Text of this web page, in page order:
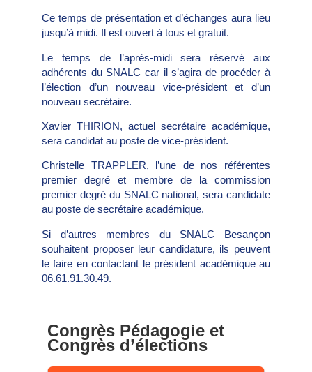
Ce temps de présentation et d’échanges aura lieu
jusqu’à midi. Il est ouvert à tous et gratuit.
Le temps de l’après-midi sera réservé aux
adhérents du SNALC car il s’agira de procéder à
l’élection d’un nouveau vice-président et d’un
nouveau secrétaire.
Xavier THIRION, actuel secrétaire académique,
sera candidat au poste de vice-président.
Christelle TRAPPLER, l’une de nos référentes
premier degré et membre de la commission
premier degré du SNALC national, sera candidate
au poste de secrétaire académique.
Si d’autres membres du SNALC Besançon
souhaitent proposer leur candidature, ils peuvent
le faire en contactant le président académique au
06.61.91.30.49.
Congrès Pédagogie et
Congrès d’élections